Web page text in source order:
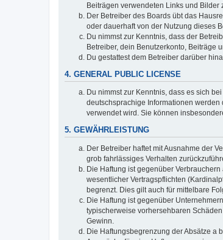
Beiträgen verwendeten Links und Bilder
Der Betreiber des Boards übt das
oder dauerhaft von der Nutzung dieses
Du nimmst zur Kenntnis, dass der
Betreiber, dein Benutzerkonto, Beiträge
Du gestattest dem Betreiber darüber
4. GENERAL PUBLIC LICENSE
Du nimmst zur Kenntnis, dass es sich
deutschsprachige Informationen
verwendet wird. Sie können
5. GEWÄHRLEISTUNG
Der Betreiber haftet mit Ausnahme der
grob fahrlässiges Verhalten
Die Haftung ist gegenüber
wesentlicher Vertragspflichten
begrenzt. Dies gilt auch für mittelbare
Die Haftung ist gegenüber
typischerweise vorhersehbaren
Gewinn.
Die Haftungsbegrenzung der Absätze a